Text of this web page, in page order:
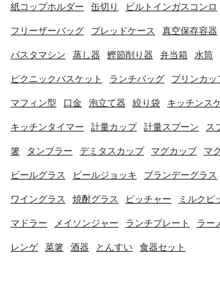
紙コップホルダー 缶切り ビルトインガスコンロ
フリーザーバッグ ブレッドケース 真空保存容器
パスタマシン 蒸し器 鰹節削り器 弁当箱 水筒
ピクニックバスケット ランチバッグ プリンカッ
マフィン型 口金 泡立て器 絞り袋 キッチンス
キッチンタイマー 計量カップ 計量スプーン ス
箸 タンブラー デミタスカップ マグカップ マ
ビールグラス ビールジョッキ ブランデーグラス
ワイングラス 焼酎グラス ピッチャー ミルクピ
マドラー メイソンジャー ランチプレート ラー
レンゲ 菜箸 酒器 とんすい 食器セット